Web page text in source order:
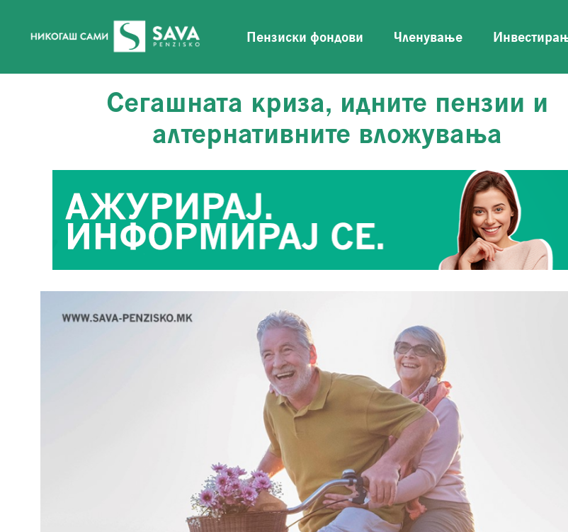
Пензиски фондови Членување
Сегашната криза, идните пензии и
алтернативните вложувања